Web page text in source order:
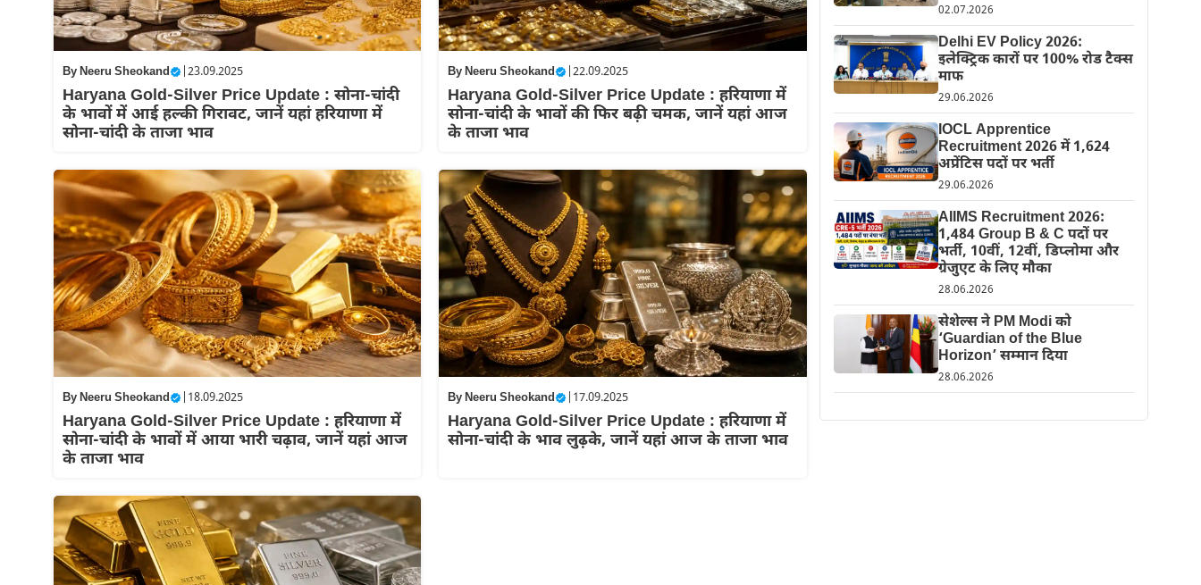
ByNeeru Sheokand | 23.09.2025
Haryana Gold-Silver Price Update : सोना-चांदी
के भावों में आई हल्की गिरावट, जानें यहां हरियाणा में
सोना-चांदी के ताजा भाव
ByNeeru Sheokand |22.09.2025
Haryana Gold-Silver Price Update : हरियाणा में
सोना-चांदी के भावों की फिर बढ़ी चमक, जानें यहां आज
के ताजा भाव
ByNeeru Sheokand | 18.09.2025
Haryana Gold-Silver Price Update : हरियाणा में
सोना-चांदी के भावों में आया भारी चढ़ाव, जानें यहां आज
के ताजा भाव
ByNeeru Sheokand 17.09.2025
Haryana Gold-Silver Price Update : हरियाणा में
सोना-चांदी के भाव लुढ़के, जानें यहां आज के ताजा भाव
02.07.2026
Delhi EV Policy 2026:
इलेक्ट्रिक कारों पर 100% रोड टैक्स
माफ
29.06.2026
IOCL Apprentice
Recruitment 2026 में 1,624
अप्रेंटिस पदों पर भर्ती
29.06.2026
AIIMS Recruitment 2026:
1,484 Group B & C पदों पर
भर्ती, 10वीं, 12वीं, डिप्लोमा और
ग्रेजुएट के लिए मौका
28.06.2026
सेशेल्स ने PM Modi को
‘Guardian of the Blue
Horizon’ सम्मान दिया
28.06.2026